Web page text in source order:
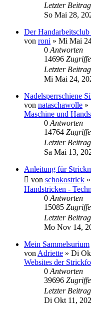
Letzter Beitrag
So Mai 28,
Der
von roni » Mi Mai
0 Antworten
14696 Zugriffe
Letzter Beitrag
Mi Mai 24,
Nadelsperrschiene
von nataschawolle »
Maschine und
0 Antworten
14764 Zugriffe
Letzter Beitrag
Sa Mai 13,
Anleitung für
von schokostrick »
Handstricken -
0 Antworten
15085 Zugriffe
Letzter Beitrag
Mo Nov 14,
Mein Sammelsurium
von Adriette » Di
Websites der
0 Antworten
39696 Zugriffe
Letzter Beitrag
Di Okt 11,